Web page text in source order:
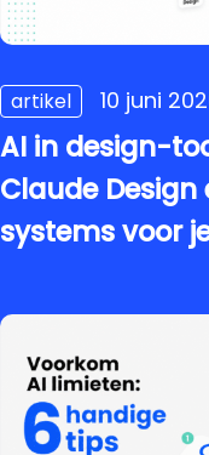
artikel 10 juni
AI in design-
Claude
systems voor